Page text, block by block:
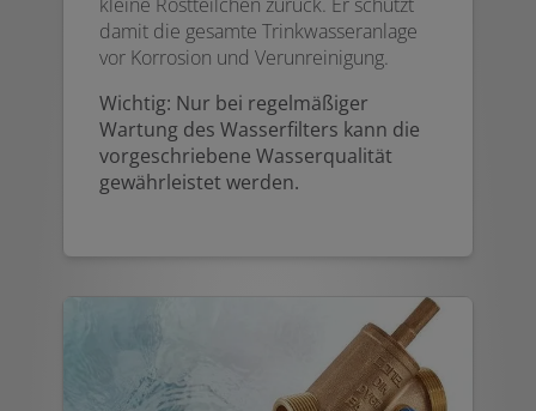
damit die gesamte Trinkwasseranlage
vor Korrosion und Verunreinigung.
Wichtig: Nur bei regelmäßiger
Wartung des Wasserfilters kann die
vorgeschriebene Wasserqualität
gewährleistet werden.